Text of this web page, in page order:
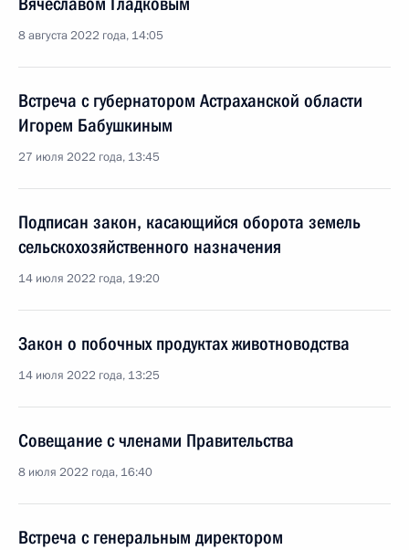
8 августа 2022 года, 14:05
Встреча с губернатором Астраханской области
Игорем Бабушкиным
27 июля 2022 года, 13:45
Подписан закон, касающийся оборота земель
сельскохозяйственного назначения
14 июля 2022 года, 19:20
Закон о побочных продуктах животноводства
14 июля 2022 года, 13:25
Совещание с членами Правительства
8 июля 2022 года, 16:40
Встреча с генеральным директором